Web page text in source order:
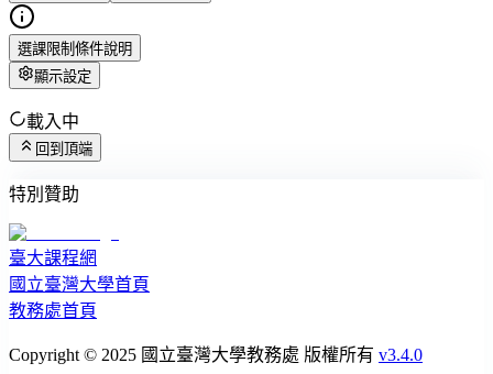
選課限制條件說明
顯示設定
載入中
回到頂端
特別贊助
臺大課程網
國立臺灣大學首頁
教務處首頁
Copyright © 2025 國立臺灣大學教務處 版權所有 v3.4.0